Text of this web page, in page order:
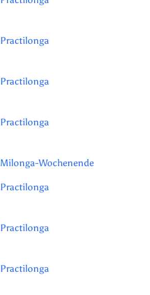
Practilonga
Practilonga
Practilonga
Milonga-Wochenende
Practilonga
Practilonga
Practilonga